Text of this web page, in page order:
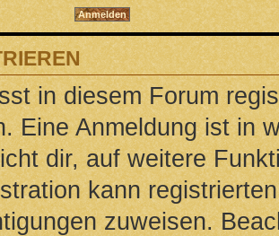
in diesem Forum
Eine Anmeldung ist in
dir, auf weitere
kann
zuweisen.